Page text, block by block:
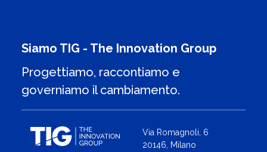
Siamo TIG - The Innovation Group
Progettiamo, raccontiamo e
governiamo il cambiamento.
Via Romagnoli, 6
20146, Milano